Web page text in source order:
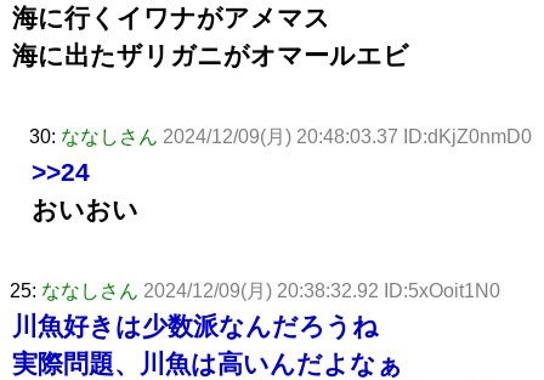
海に行くイワナがアメマス
海に出たザリガニがオマールエビ
30: ななしさん 2024/12/09(月) 20:48:03.37 ID:dKjZ0nmD0
>>24
おいおい
25: ななしさん 2024/12/09(月) 20:38:32.92 ID:5xOoit1N0
川魚好きは少数派なんだろうね
実際問題、川魚は高いんだよなぁ